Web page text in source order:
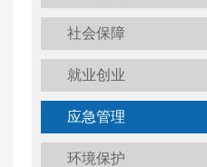
社会保障
就业创业
应急管理
环境保护